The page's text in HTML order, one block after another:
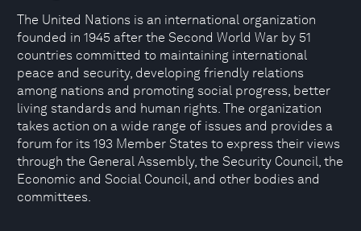
The United Nations is an international organization
founded in 1945 after the Second World War by 51
countries committed to maintaining international
peace and security, developing friendly relations
among nations and promoting social progress, better
living standards and human rights. The organization
takes action on a wide range of issues and provides a
forum for its 193 Member States to express their views
through the General Assembly, the Security Council, the
Economic and Social Council, and other bodies and
committees.